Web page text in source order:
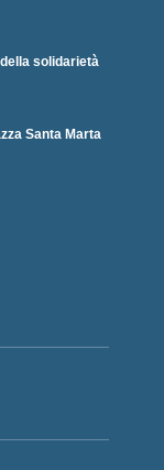
solidarietà
Santa Marta